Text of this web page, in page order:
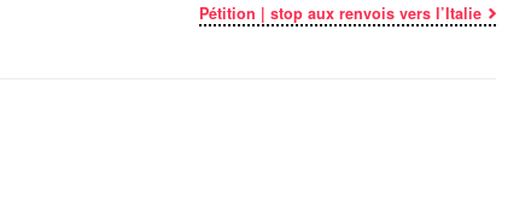
Pétition | stop aux renvois vers l’Italie